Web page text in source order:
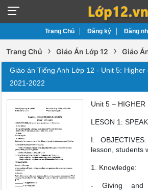
Trang Chủ Đăng ký Đăng
Trang Chủ › Giáo Án Lớp 12 › Giáo
Giáo án Tiếng Anh Lớp 12 - Unit 5:
2021-2022
Unit 5 – HIGHER
LESON 1:
I.
lesson, students
1. Knowledge:
- Giving and